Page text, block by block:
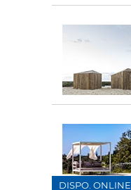
DISPO. ONLINE